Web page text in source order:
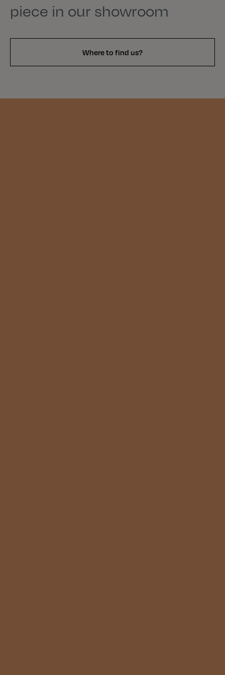
piece in our showroom
Where to find us?